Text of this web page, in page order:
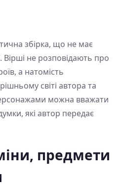
збірка, що не має
Вірші не розповідають про
а натомість
світі автора та
можна вважати
які автор передає
предмети